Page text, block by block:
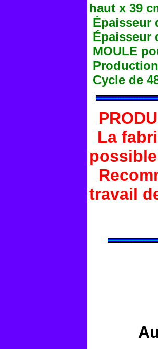
haut x 39
Épaisseur
Épaisseur
MOULE
Cycle de
La
travail